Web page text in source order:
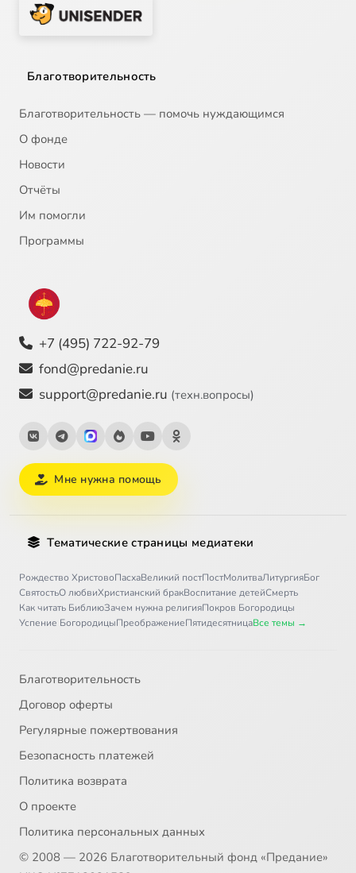
Благотворительность
Благотворительность — помочь нуждающимся
О фонде
Новости
Отчёты
Им помогли
Программы
+7 (495) 722-92-79
fond@predanie.ru
support@predanie.ru (техн.вопросы)
Мне нужна помощь
Тематические страницы медиатеки
Рождество ХристовоПасхаВеликий постПостМолитваЛитургияБог
СвятостьО любвиХристианский бракВоспитание детейСмерть
Как читать БиблиюЗачем нужна религияПокров Богородицы
Успение БогородицыПреображениеПятидесятницаВсе темы →
Благотворительность
Договор оферты
Регулярные пожертвования
Безопасность платежей
Политика возврата
О проекте
Политика персональных данных
© 2008 — 2026 Благотворительный фонд «Предание»